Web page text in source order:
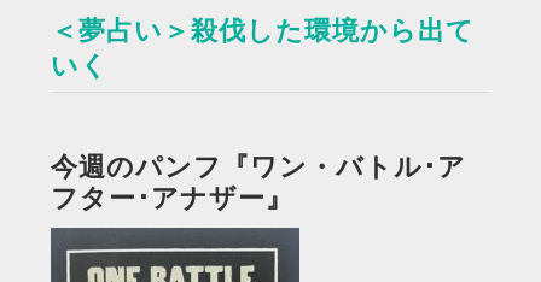
＜夢占い＞殺伐した環境から出て
いく
今週のパンフ『ワン・バトル･ア
フター･アナザー』